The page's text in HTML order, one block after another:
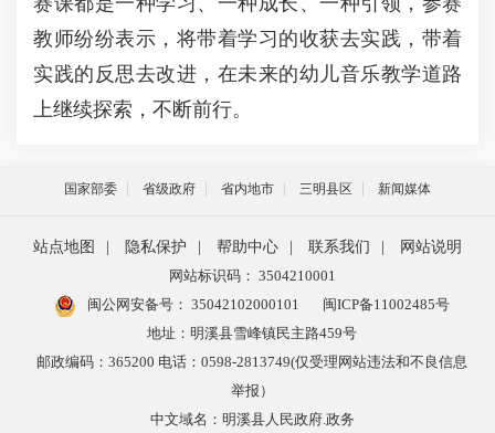
教师纷纷表示，将带着学习的收获去实践，带着
实践的反思去改进，在未来的幼儿音乐教学道路
上继续探索，不断前行。
国家部委 省级政府 省内地市 三明县区 新闻媒体
站点地图 隐私保护 帮助中心 联系我们
网站说明
网站标识码： 3504210001
闽公网安备号： 35042102000101
闽ICP备11002485号
地址：明溪县雪峰镇民主路459号
邮政编码：365200 电话：0598-2813749(仅受理网站违法和不良信息
举报）
中文域名：明溪县人民政府.政务